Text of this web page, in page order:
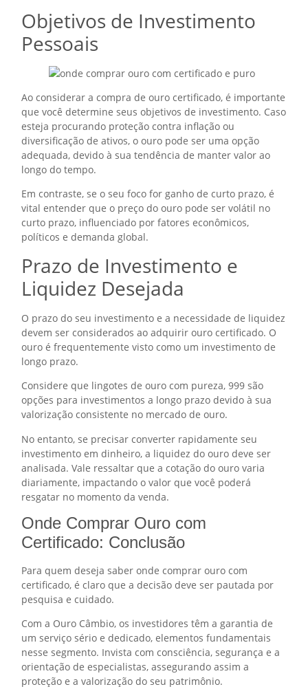
Objetivos de Investimento
Pessoais
Ao considerar a compra de ouro certificado, é importante
que você determine seus objetivos de investimento. Caso
esteja procurando proteção contra inflação ou
diversificação de ativos, o ouro pode ser uma opção
adequada, devido à sua tendência de manter valor ao
longo do tempo.
Em contraste, se o seu foco for ganho de curto prazo, é
vital entender que o preço do ouro pode ser volátil no
curto prazo, influenciado por fatores econômicos,
políticos e demanda global.
Prazo de Investimento e
Liquidez Desejada
O prazo do seu investimento e a necessidade de liquidez
devem ser considerados ao adquirir ouro certificado. O
ouro é frequentemente visto como um investimento de
longo prazo.
Considere que lingotes de ouro com pureza, 999 são
opções para investimentos a longo prazo devido à sua
valorização consistente no mercado de ouro.
No entanto, se precisar converter rapidamente seu
investimento em dinheiro, a liquidez do ouro deve ser
analisada. Vale ressaltar que a cotação do ouro varia
diariamente, impactando o valor que você poderá
resgatar no momento da venda.
Onde Comprar Ouro com
Certificado: Conclusão
Para quem deseja saber onde comprar ouro com
certificado, é claro que a decisão deve ser pautada por
pesquisa e cuidado.
Com a Ouro Câmbio, os investidores têm a garantia de
um serviço sério e dedicado, elementos fundamentais
nesse segmento. Invista com consciência, segurança e a
orientação de especialistas, assegurando assim a
proteção e a valorização do seu patrimônio.